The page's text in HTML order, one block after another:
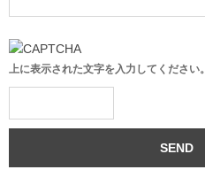
上に表示された文字を入力してください。